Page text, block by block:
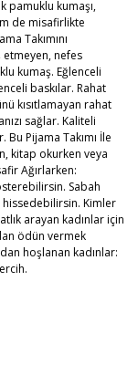
pamuklu kumaşı,
de misafirlikte
Takımını
etmeyen, nefes
kumaş. Eğlenceli
baskılar. Rahat
kısıtlamayan rahat
sağlar. Kaliteli
Pijama Takımı İle
kitap okurken veya
Ağırlarken:
Sabah
hissedebilirsin. Kimler
arayan kadınlar için
ödün vermek
hoşlanan kadınlar: